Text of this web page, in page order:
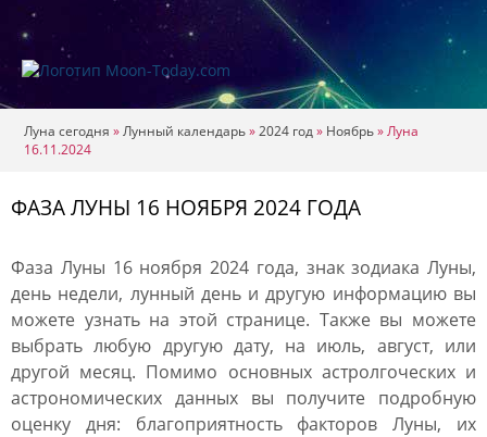
Луна сегодня »Лунный календарь»2024 год» Ноябрь»Луна
16.11.2024
ФАЗА ЛУНЫ 16 НОЯБРЯ 2024 ГОДА
Фаза Луны 16 ноября 2024 года, знак зодиака Луны,
день недели, лунный день и другую информацию вы
можете узнать на этой странице. Также вы можете
выбрать любую другую дату, на июль, август, или
другой месяц. Помимо основных астролгоческих и
астрономических данных вы получите подробную
оценку дня: благоприятность факторов Луны, их